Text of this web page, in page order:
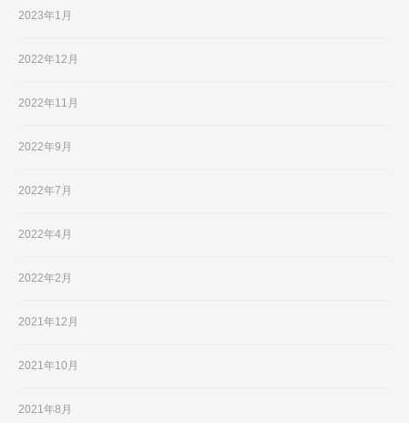
2023年1月
2022年12月
2022年11月
2022年9月
2022年7月
2022年4月
2022年2月
2021年12月
2021年10月
2021年8月